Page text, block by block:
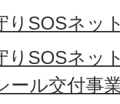
りSOSネッ
りSOSネッ
ール交付事